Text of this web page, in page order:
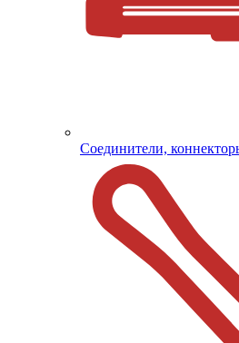
Соединители,